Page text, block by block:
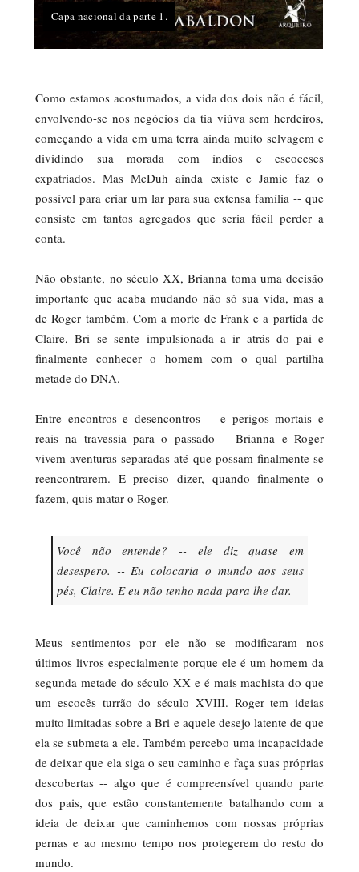
Capa nacional da parte 1.
Como estamos acostumados, a vida dos dois não é fácil,
envolvendo-se nos negócios da tia viúva sem herdeiros,
começando a vida em uma terra ainda muito selvagem e
dividindo sua morada com índios e escoceses
expatriados. Mas McDuh ainda existe e Jamie faz o
possível para criar um lar para sua extensa família -- que
consiste em tantos agregados que seria fácil perder a
conta.
Não obstante, no século XX, Brianna toma uma decisão
importante que acaba mudando não só sua vida, mas a
de Roger também. Com a morte de Frank e a partida de
Claire, Bri se sente impulsionada a ir atrás do pai e
finalmente conhecer o homem com o qual partilha
metade do DNA.
Entre encontros e desencontros -- e perigos mortais e
reais na travessia para o passado -- Brianna e Roger
vivem aventuras separadas até que possam finalmente se
reencontrarem. E preciso dizer, quando finalmente o
fazem, quis matar o Roger.
Você não entende? -- ele diz quase em
desespero. -- Eu colocaria o mundo aos seus
pés, Claire. E eu não tenho nada para lhe dar.
Meus sentimentos por ele não se modificaram nos
últimos livros especialmente porque ele é um homem da
segunda metade do século XX e é mais machista do que
um escocês turrão do século XVIII. Roger tem ideias
muito limitadas sobre a Bri e aquele desejo latente de que
ela se submeta a ele. Também percebo uma incapacidade
de deixar que ela siga o seu caminho e faça suas próprias
descobertas -- algo que é compreensível quando parte
dos pais, que estão constantemente batalhando com a
ideia de deixar que caminhemos com nossas próprias
pernas e ao mesmo tempo nos protegerem do resto do
mundo.